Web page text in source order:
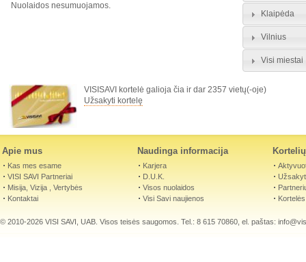
Nuolaidos nesumuojamos.
Klaipėda
Vilnius
Visi miestai
VISISAVI kortelė galioja čia ir dar 2357 vietų(-oje)
Užsakyti kortelę
Apie mus
Kas mes esame
VISI SAVI Partneriai
Misija, Vizija , Vertybės
Kontaktai
Naudinga informacija
Karjera
D.U.K.
Visos nuolaidos
Visi Savi naujienos
© 2010-2026 VISI SAVI, UAB. Visos teisės saugomos. Tel.: 8 615 70860, el. paštas: